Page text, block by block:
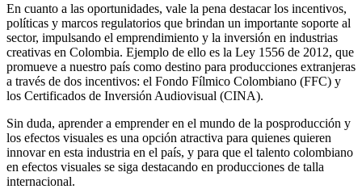
En cuanto a las oportunidades, vale la pena destacar los incentivos,
políticas y marcos regulatorios que brindan un importante soporte al
sector, impulsando el emprendimiento y la inversión en industrias
creativas en Colombia. Ejemplo de ello es la Ley 1556 de 2012, que
promueve a nuestro país como destino para producciones extranjeras
a través de dos incentivos: el Fondo Fílmico Colombiano (FFC) y
los Certificados de Inversión Audiovisual (CINA).
Sin duda, aprender a emprender en el mundo de la posproducción y
los efectos visuales es una opción atractiva para quienes quieren
innovar en esta industria en el país, y para que el talento colombiano
en efectos visuales se siga destacando en producciones de talla
internacional.